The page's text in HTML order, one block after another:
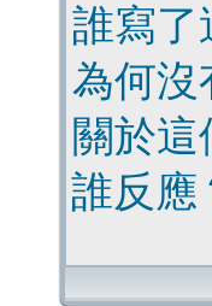
誰寫了
為何沒
關於
誰反應